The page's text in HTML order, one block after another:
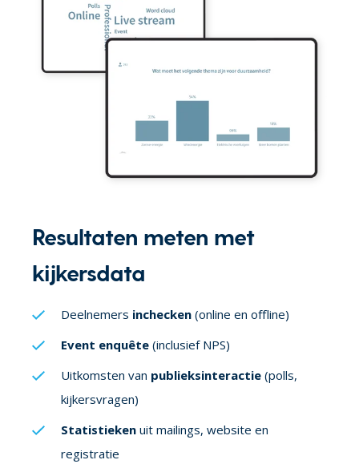
Resultaten meten met
kijkersdata
Deelnemers inchecken (online en offline)
Event enquête (inclusief NPS)
Uitkomsten van publieksinteractie (polls,
kijkersvragen)
Statistieken uit mailings, website en
registratie